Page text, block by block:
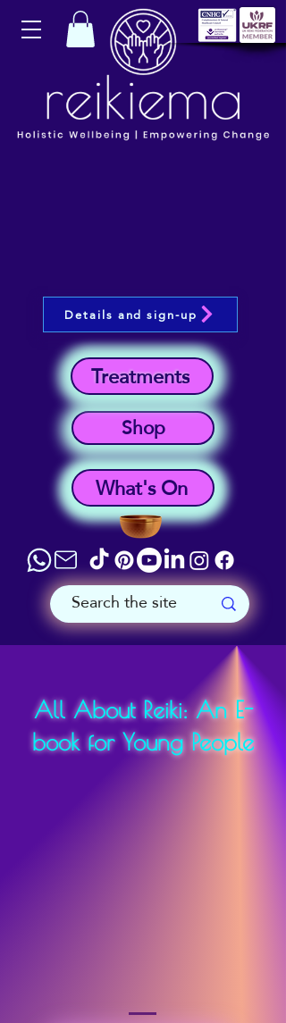
What's On
Shop
Treatments
Details and sign-up
All About Reiki: An E-
book for Young People